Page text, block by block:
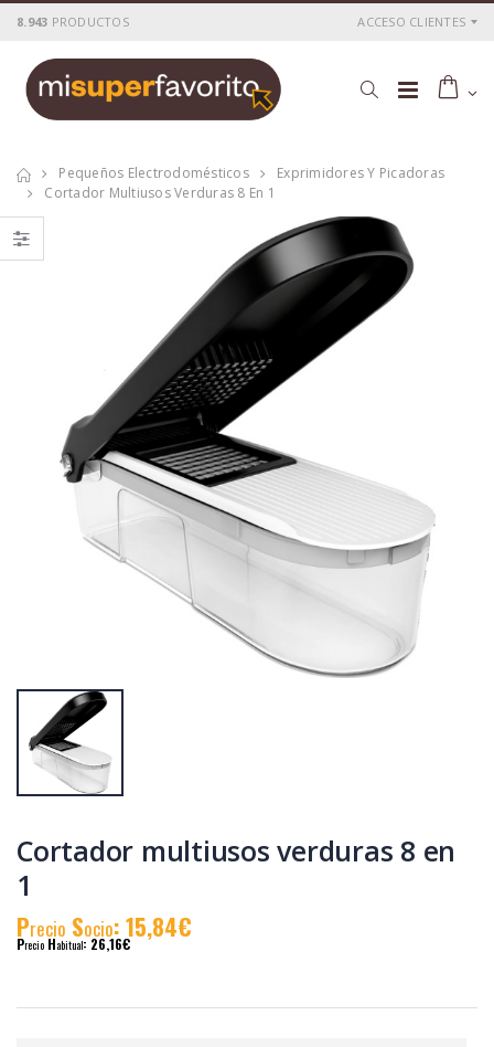
8.943 PRODUCTOS ACCESO CLIENTES
Pequeños Electrodomésticos
Exprimidores Y Picadoras
Cortador Multiusos Verduras 8 En 1
Cortador multiusos verduras 8 en
1
Precio Socio: 15,84€
Precio Habitual: 26,16€
Cacerola
al.fund.premium
alta piedra 20
PrecioSocio: 25,51€
Precio H abitual : 43,69€
Cacerola
al.fund.premium
alta piedra 24
: 31,90€
PrecioSocio
: 71,78€
al.fund.premium
alta piedra 32